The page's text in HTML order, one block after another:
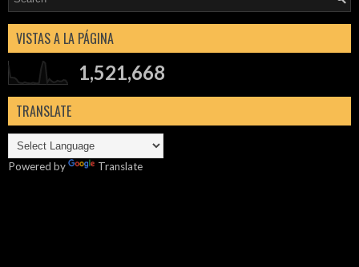
VISTAS A LA PÁGINA
1,521,668
TRANSLATE
Powered by Translate